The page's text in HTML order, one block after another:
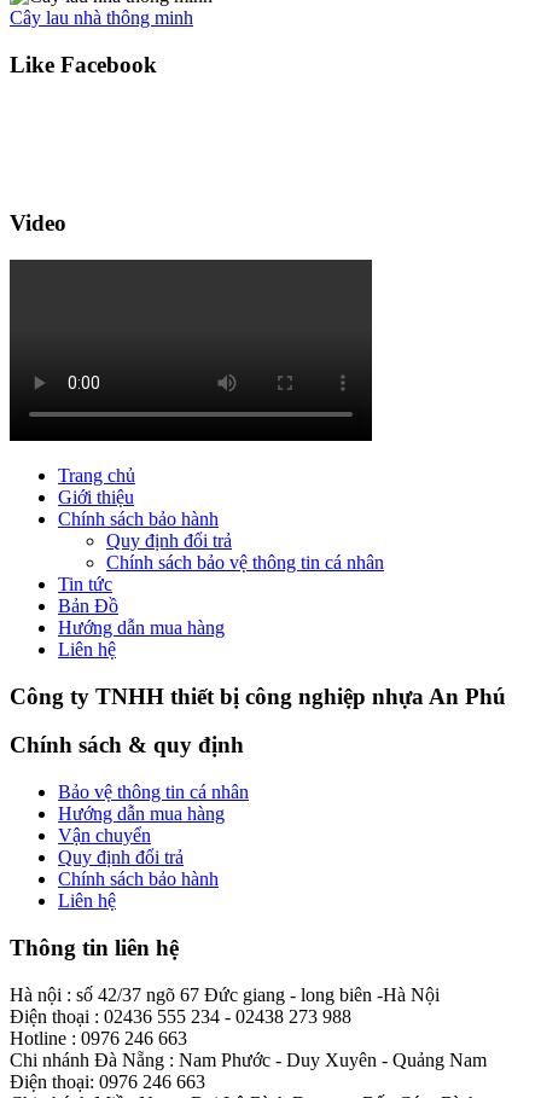
Cây lau nhà thông minh
Like Facebook
Video
Trang chủ
Giới thiệu
Chính sách bảo hành
Quy định đổi trả
Chính sách bảo vệ thông tin cá nhân
Tin tức
Bản Đồ
Hướng dẫn mua hàng
Liên hệ
Công ty TNHH thiết bị công nghiệp nhựa An Phú
Chính sách & quy định
Bảo vệ thông tin cá nhân
Hướng dẫn mua hàng
Vận chuyển
Quy định đổi trả
Chính sách bảo hành
Liên hệ
Thông tin liên hệ
Hà nội : số 42/37 ngõ 67 Đức giang - long biên -Hà Nội
Điện thoại : 02436 555 234 - 02438 273 988
Hotline : 0976 246 663
Chi nhánh Đà Nẵng : Nam Phước - Duy Xuyên - Quảng Nam
Điện thoại: 0976 246 663